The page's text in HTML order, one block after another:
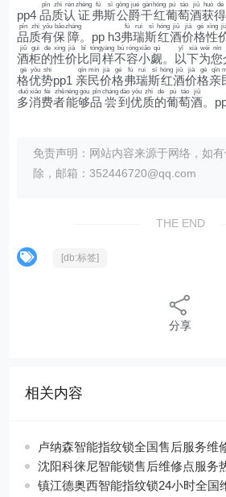
pp4品
pǐn
质
zhì
认
rèn
证
zhèng
弗
fú
斯
sī
公
gōng
爵
jué
干
gàn
红
hóng
葡
pú
萄
táo
酒
jiǔ
获
huò
得
dé
品
pǐn
质
zhì
有
yǒu
保
bǎo
障
zhàng
。pp h3弗
fú
瑞
ruì
斯
sī
红
hóng
酒
jiǔ
价
jià
格
gé
性
xìng
酒
jiǔ
柜
guì
的
de
性
xìng
价
jià
比
bǐ
同
tóng
样
yàng
不
bù
容
róng
小
xiǎo
觑
qù
。 以
yǐ
下
xià
为
wèi
您
nín
格
gé
优
yōu
势
shì
pp1 亲
qīn
民
mín
价
jià
格
gé
弗
fú
瑞
ruì
斯
sī
红
hóng
酒
jiǔ
价
jià
格
gé
亲
qīn
多
duō
消
xiāo
费
fèi
者
zhě
能
néng
够
gòu
品
pǐn
尝
cháng
到
dào
优
yōu
质
zhì
的
de
葡
pú
萄
táo
酒
jiǔ
。
免责声明：网站内容来源于网络，如
除，邮箱：352446720@qq.com
THE END
[db:标签]
分享
相关内容
卢纳森智能指纹锁全国售后服务维
沈阳科徕尼智能锁售后维修点服务
镇江德奥西智能指纹锁24小时全国